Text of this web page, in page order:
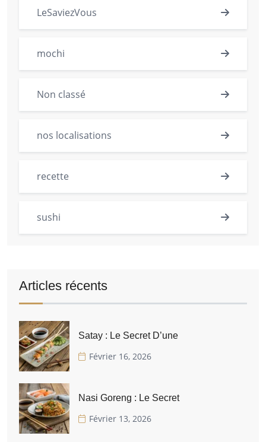
LeSaviezVous
mochi
Non classé
nos localisations
recette
sushi
Articles récents
Satay : Le Secret D’une
Février 16, 2026
Nasi Goreng : Le Secret
Février 13, 2026